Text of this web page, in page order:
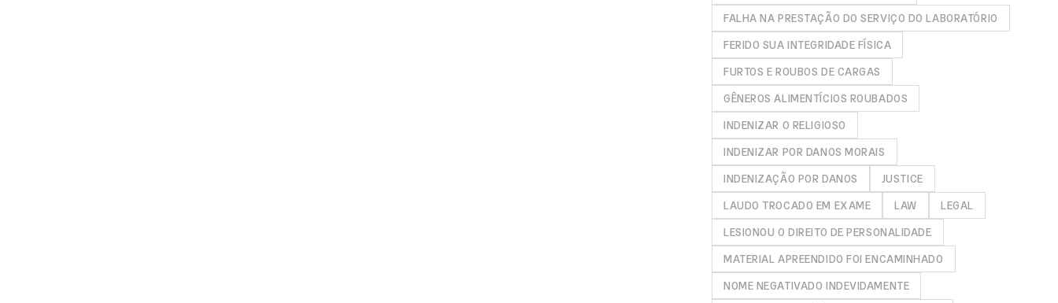
FALHA NA PRESTAÇÃO DO SERVIÇO DO LABORATÓRIO
FERIDO SUA INTEGRIDADE FÍSICA
FURTOS E ROUBOS DE CARGAS
GÊNEROS ALIMENTÍCIOS ROUBADOS
INDENIZAR O RELIGIOSO
INDENIZAR POR DANOS MORAIS
INDENIZAÇÃO POR DANOS
JUSTICE
LAUDO TROCADO EM EXAME
LAW
LEGAL
LESIONOU O DIREITO DE PERSONALIDADE
MATERIAL APREENDIDO FOI ENCAMINHADO
NOME NEGATIVADO INDEVIDAMENTE